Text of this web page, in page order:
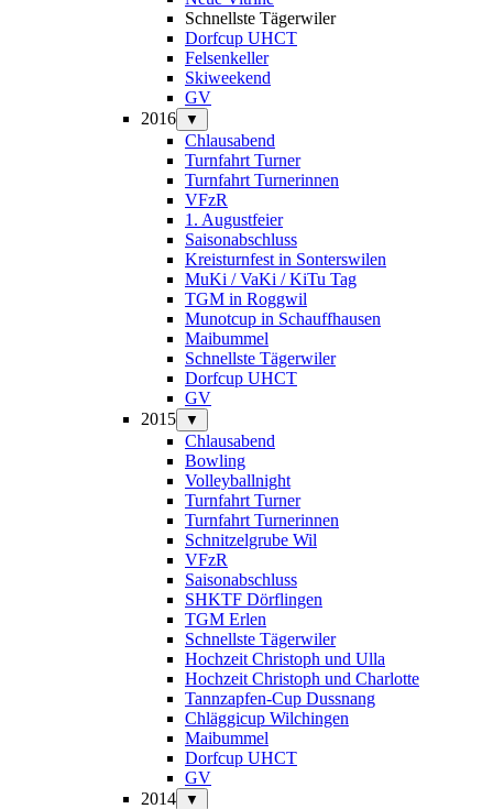
Schnellste Tägerwiler
Dorfcup UHCT
Felsenkeller
Skiweekend
GV
2016
▼
Chlausabend
Turnfahrt Turner
Turnfahrt Turnerinnen
VFzR
1. Augustfeier
Saisonabschluss
Kreisturnfest in Sonterswilen
MuKi / VaKi / KiTu Tag
TGM in Roggwil
Munotcup in Schauffhausen
Maibummel
Schnellste Tägerwiler
Dorfcup UHCT
GV
2015
▼
Chlausabend
Bowling
Volleyballnight
Turnfahrt Turner
Turnfahrt Turnerinnen
Schnitzelgrube Wil
VFzR
Saisonabschluss
SHKTF Dörflingen
TGM Erlen
Schnellste Tägerwiler
Hochzeit Christoph und Ulla
Hochzeit Christoph und Charlotte
Tannzapfen-Cup Dussnang
Chläggicup Wilchingen
Maibummel
Dorfcup UHCT
GV
2014
▼